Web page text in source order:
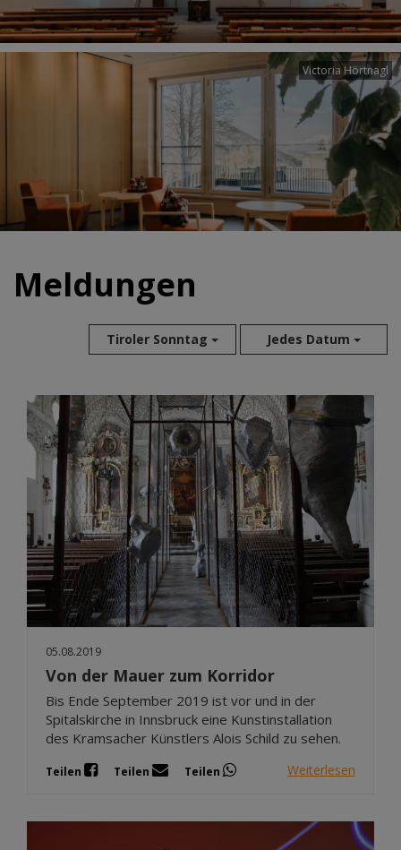
Victoria Hörtnagl
Meldungen
Tiroler Sonntag Jedes Datum
Aug 2026
Jul 2026
Jun 2026
Mai 2026
Apr 2026
Mär 2026
Feb 2026
Jan 2026
Dez 2025
Nov 2025
05.08.2019
Von der Mauer zum Korridor
Bis Ende September 2019 ist vor und in der
Spitalskirche in Innsbruck eine Kunstinstallation
des Kramsacher Künstlers Alois Schild zu sehen.
Teilen Teilen Teilen Weiterlesen